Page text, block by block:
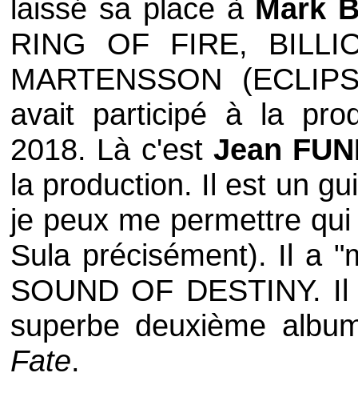
laissé sa place à Mark
RING OF FIRE,
MARTENSSON (
avait participé à la
2018. Là c'est Jean
la production. Il est un
je peux me permettre
Sula précisément). Il a
SOUND OF DESTINY. Il
superbe deuxième
Fate.